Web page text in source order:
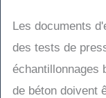
Les documents
des tests de
échantillonnages
de béton doivent